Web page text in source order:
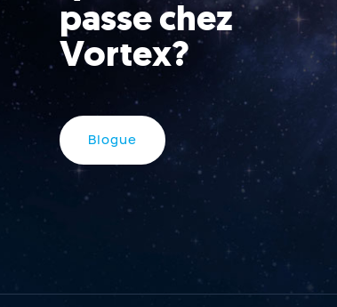
passe chez
Vortex?
Blogue